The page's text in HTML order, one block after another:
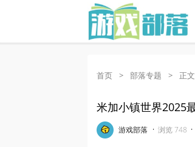
首页 > 部落专题 > 正文
米加小镇世界2025
游戏部落 · 浏览 748 ·